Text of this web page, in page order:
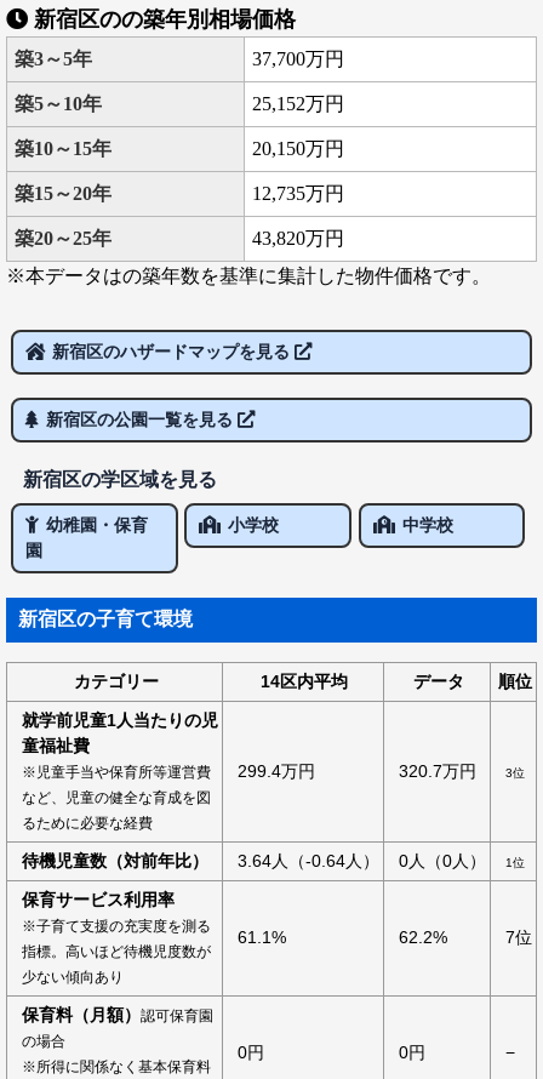
新宿区のの築年別相場価格
築3～5年 37,700万円
築5～10年 25,152万円
築10～15年 20,150万円
築15～20年 12,735万円
築20～25年
43,820万円
※本データはの築年数を基準に集計した物件価格です。
新宿区のハザードマップを見る
新宿区の公園一覧を見る
新宿区の学区域を見る
幼稚園・保育
園
小学校 中学校
新宿区の子育て環境
カテゴリー 14区内平均 データ
順位
就学前児童1人当たりの児
童福祉費
※児童手当や保育所等運営費
など、児童の健全な育成を図
るために必要な経費
299.4万円 320.7万円 3位
待機児童数（対前年比） 3.64人（-0.64人） 0人（0人） 1位
保育サービス利用率
※子育て支援の充実度を測る
指標。高いほど待機児度数が
少ない傾向あり
61.1% 62.2% 7位
保育料（月額）
認可保育園
の場合
※所得に関係なく基本保育料
0円 0円 −